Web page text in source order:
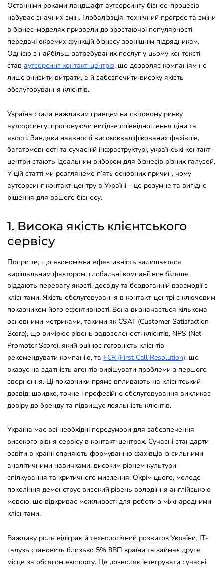
Останніми роками ландшафт аутсорсингу бізнес-процесів
набуває значних змін. Глобалізація, технічний прогрес та зміни
в бізнес-моделях призвели до зростаючої популярності
передачі окремих функцій бізнесу зовнішнім підрядникам.
Однією з найбільш затребуваних послуг у цьому контексті
став аутсорсинг контакт-центрів, що дозволяє компаніям не
лише знизити витрати, а й забезпечити високу якість
обслуговування клієнтів.
Україна стала важливим гравцем на світовому ринку
аутсорсингу, пропонуючи вигідне співвідношення ціни та
якості. Завдяки наявності висококваліфікованих фахівців,
багатомовності та сучасній інфраструктурі, українські контакт-
центри стають ідеальним вибором для бізнесів різних галузей.
У цій статті ми розглянемо п’ять основних причин, чому
аутсорсинг контакт-центру в Україні – це розумне та вигідне
рішення для вашого бізнесу.
1. Висока якість клієнтського
сервісу
Попри те, що економічна ефективність залишається
вирішальним фактором, глобальні компанії все більше
віддають перевагу якості, досвіду та бездоганній взаємодії з
клієнтами. Якість обслуговування в контакт-центрі є ключовим
показником його ефективності. Вона визначається кількома
основними метриками, такими як CSAT (Customer Satisfaction
Score), що вимірює рівень задоволеності клієнтів, NPS (Net
Promoter Score), який оцінює готовність клієнтів
рекомендувати компанію, та FCR (First Call Resolution), що
вказує на здатність агентів вирішувати проблеми з першого
звернення. Ці показники прямо впливають на клієнтський
досвід: швидке, точне і професійне обслуговування викликає
довіру до бренду та підвищує лояльність клієнтів.
Україна має всі необхідні передумови для забезпечення
високого рівня сервісу в контакт-центрах. Сучасні стандарти
освіти в країні сприяють формуванню фахівців із сильними
аналітичними навичками, високим рівнем культури
спілкування та критичного мислення. Окрім цього, молоде
покоління демонструє високий рівень володіння англійською
мовою, що відкриває можливості для роботи з міжнародними
клієнтами.
Важливу роль відіграє й технологічний розвиток України. ІТ-
галузь становить близько 5% ВВП країни та займає друге
місце за обсягом експорту. Це дозволяє інтегрувати сучасні